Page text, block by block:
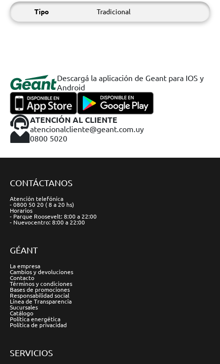
Tipo Tradicional
Descargá la aplicación de Geant para IOS y
Android
ATENCIÓN AL CLIENTE
atencionalcliente@geant.com.uy
0800 5020
CONTÁCTANOS
Atención telefónica
- 0800 50 20 ( 8 a 20 hs)
Horarios
- Parque Roosevelt: 8:00 a 22:00
- Nuevocentro: 8:00 a 22:00
GÉANT
La empresa
Cambios y devoluciones
Contacto
Términos y condiciones
Bases de promociones
Responsabilidad social
Línea de Transparencia
Sucursales
Catálogo
Política energética
Política de privacidad
SERVICIOS